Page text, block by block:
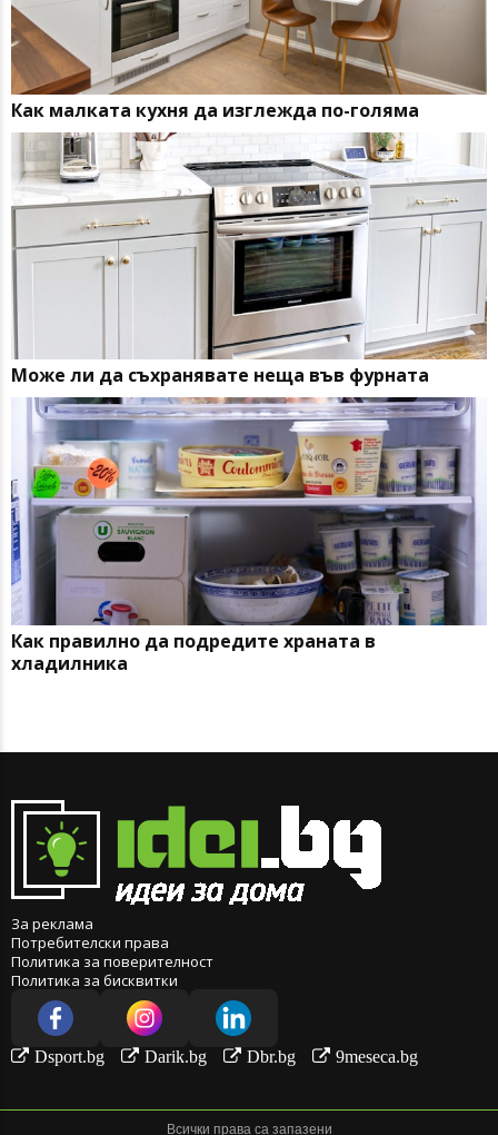
Как малката кухня да изглежда по-голяма
Може ли да съхранявате неща във фурната
Как правилно да подредите храната в
хладилника
За реклама
Потребителски права
Политика за поверителност
Политика за бисквитки
Dsport.bg Darik.bg Dbr.bg 9meseca.bg
Всички права са запазени